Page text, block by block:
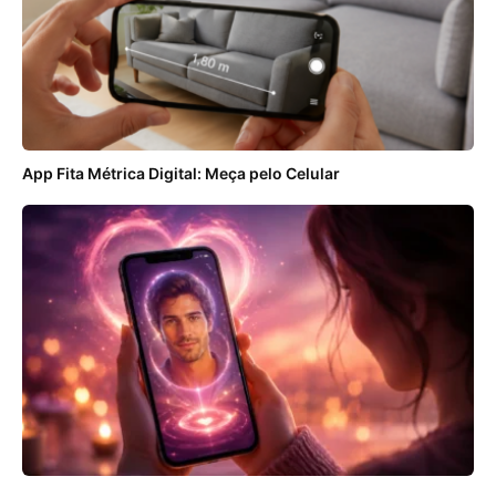
App Fita Métrica Digital: Meça pelo Celular